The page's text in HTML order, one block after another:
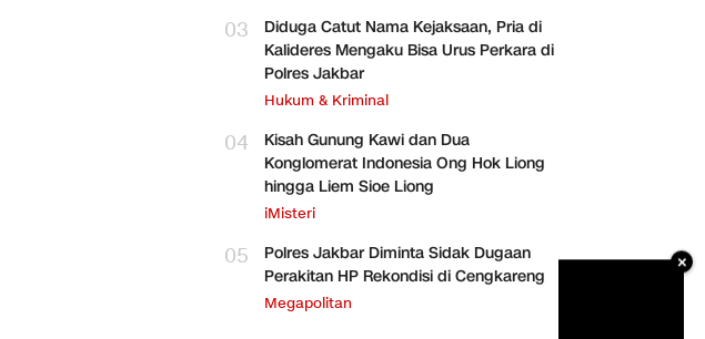
03
Diduga Catut Nama Kejaksaan, Pria di
Kalideres Mengaku Bisa Urus Perkara di
Polres Jakbar
Hukum & Kriminal
04
Kisah Gunung Kawi dan Dua
Konglomerat Indonesia Ong Hok Liong
hingga Liem Sioe Liong
iMisteri
05
Polres Jakbar Diminta Sidak Dugaan
Perakitan HP Rekondisi di Cengkareng
Megapolitan
×